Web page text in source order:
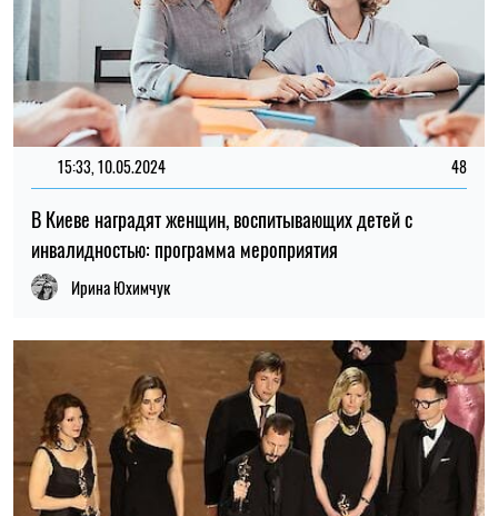
15:33, 10.05.2024 48
В Киеве наградят женщин, воспитывающих детей с
инвалидностью: программа мероприятия
Ирина Юхимчук